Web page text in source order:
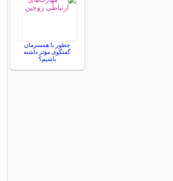
چطور با همسرمان
گفتگوی مؤثر داشته
باشیم؟